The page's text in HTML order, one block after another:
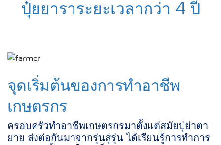
ปุ๋ยยาราระยะเวลากว่า 4 ปี
จุดเริ่มต้นของการทำอาชีพ
เกษตรกร
ครอบครัวทำอาชีพเกษตรกรมาตั้งแต่สมัยปู่ย่าตา
ยาย ส่งต่อกันมาจากรุ่นสู่รุ่น ได้เรียนรู้การทำการ